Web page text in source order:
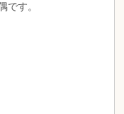
です。